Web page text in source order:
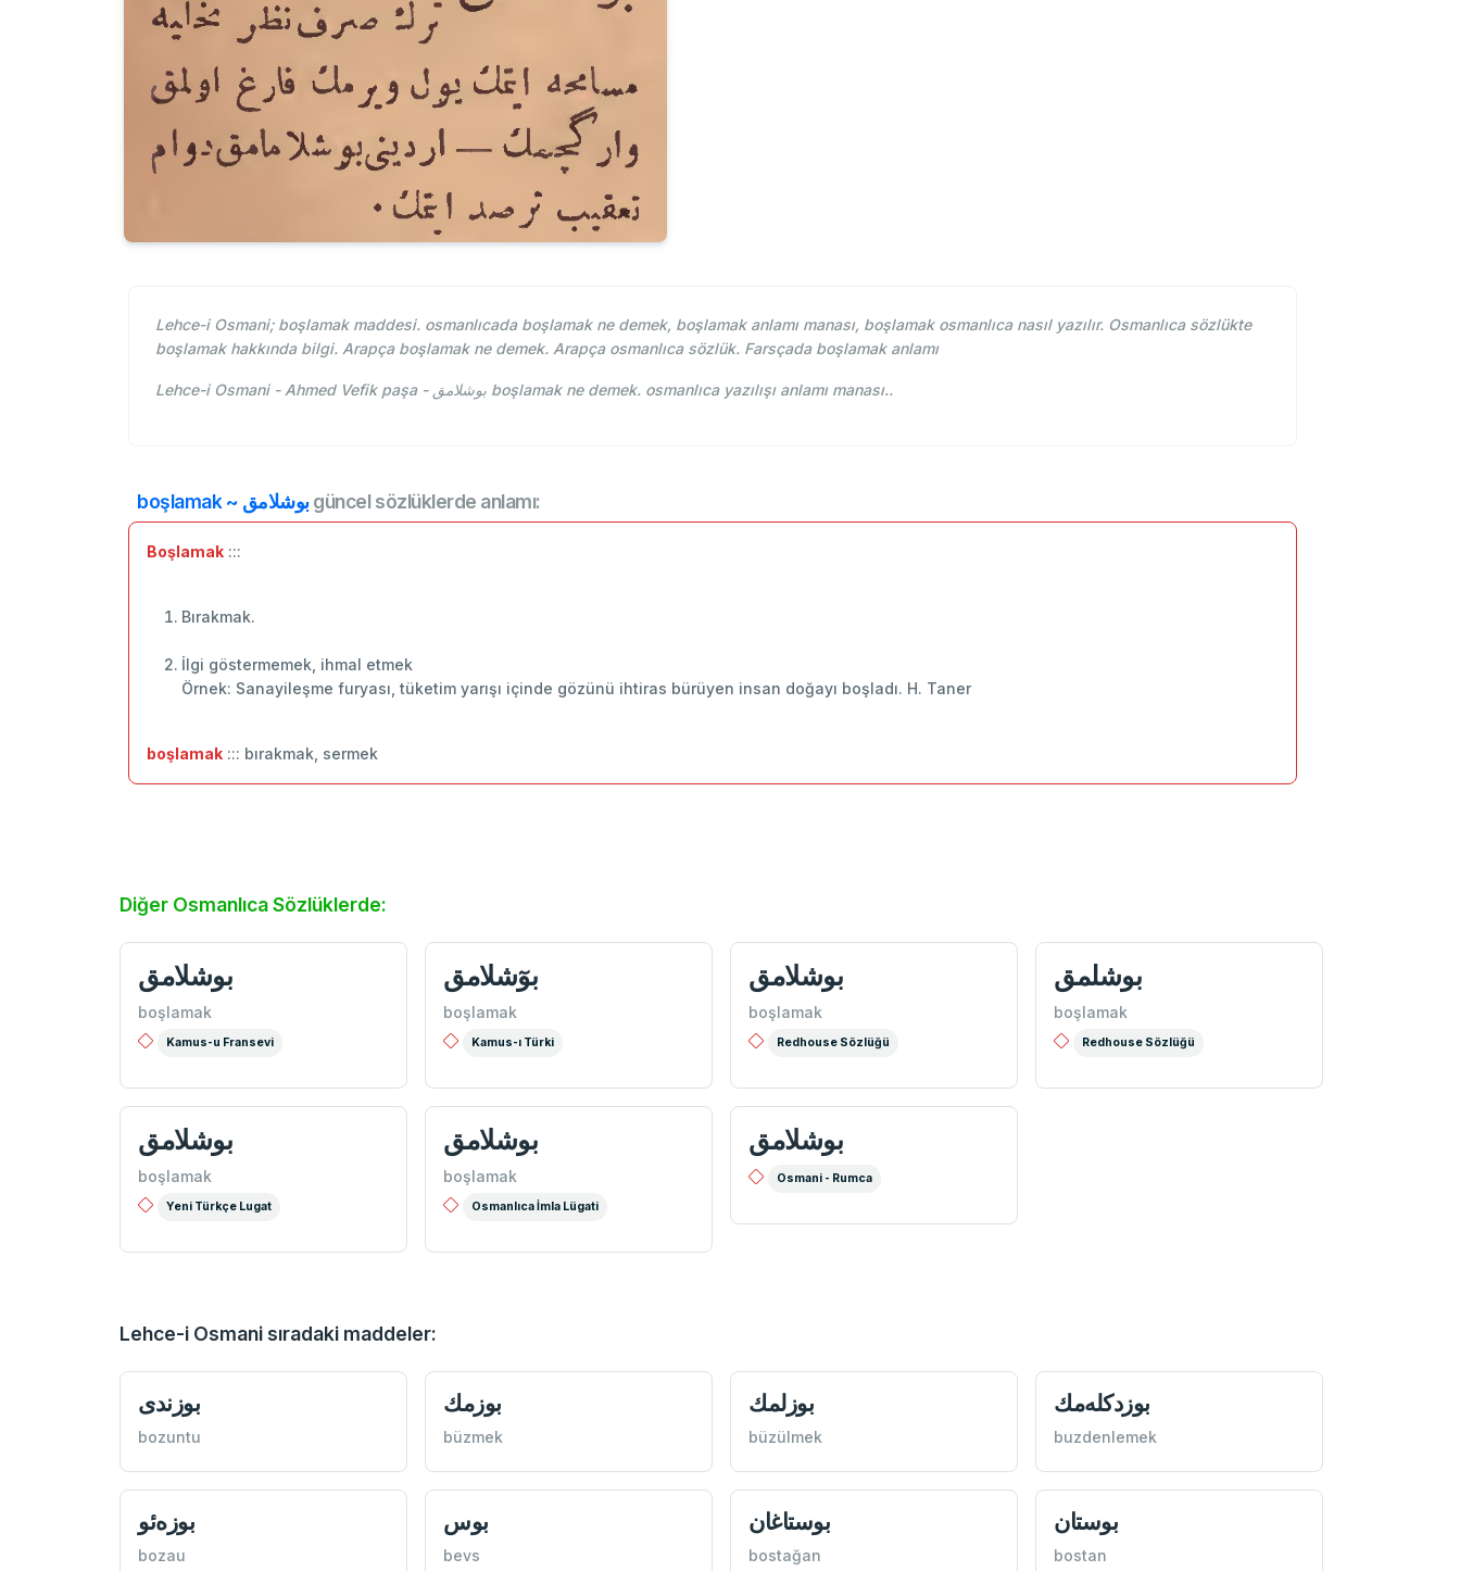
Lehce-i Osmani; boşlamak maddesi. osmanlıcada boşlamak ne demek, boşlamak anlamı manası, boşlamak osmanlıca nasıl yazılır. Osmanlıca sözlükte
boşlamak hakkında bilgi. Arapça boşlamak ne demek. Arapça osmanlıca sözlük. Farsçada boşlamak anlamı
Lehce-i Osmani - Ahmed Vefik paşa - بوشلامق boşlamak ne demek. osmanlıca yazılışı anlamı manası..
boşlamak ~ بوشلامقgüncel sözlüklerde anlamı:
Boşlamak :::
Bırakmak.
İlgi göstermemek, ihmal etmek
Örnek: Sanayileşme furyası, tüketim yarışı içinde gözünü ihtiras bürüyen insan doğayı boşladı. H. Taner
boşlamak ::: bırakmak, sermek
Diğer Osmanlıca Sözlüklerde:
بوشلامق
boşlamak
Kamus-u Fransevi
بوٓشلامق
boşlamak
Kamus-ı Türki
بوشلامق
boşlamak
Redhouse Sözlüğü
بوشلمق
boşlamak
Redhouse Sözlüğü
بوشلامق
boşlamak
Yeni Türkçe Lugat
بوشلامق
boşlamak
Osmanlıca İmla Lügati
بوشلامق
Osmani - Rumca
Lehce-i Osmani sıradaki maddeler:
بوزندی
bozuntu
بوزمك
büzmek
بوزلمك
büzülmek buzdenlemek
بوزه‌ئو
bozau
بوس
bevs
بوستاغان
bostağan
بوستان
bostan